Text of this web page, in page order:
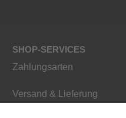
SHOP-SERVICES
Zahlungsarten
Versand & Lieferung